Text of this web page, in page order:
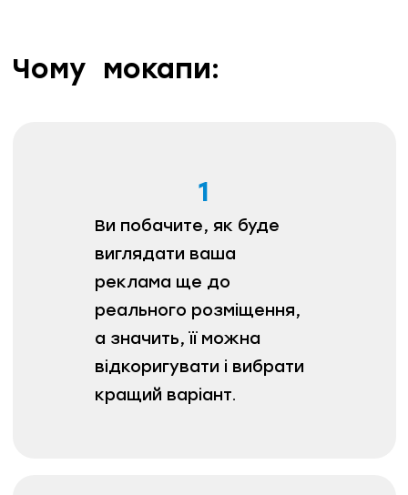
Чому мокапи:
1
Ви побачите, як буде
виглядати ваша
реклама ще до
реального розміщення,
а значить, її можна
відкоригувати і вибрати
кращий варіант.